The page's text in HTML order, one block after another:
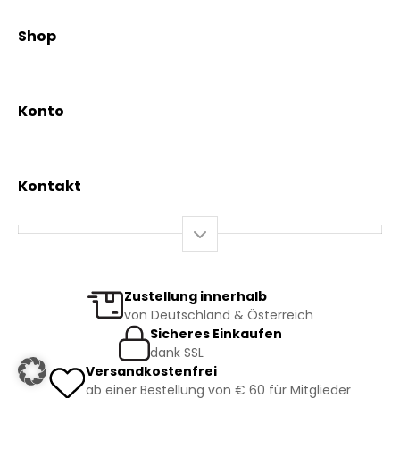
Vereinsgründer Pfarrer Rauscher
Shop
Gesundheit
Versand und Lieferung
Konto
Kontakt
Mo – Do: 08:00 – 16:00 Uhr
Jetzt zum Newsletter anmelden
Zustellung innerhalb
von Deutschland & Österreich
Sicheres Einkaufen
dank SSL
Versandkostenfrei
ab einer Bestellung von € 60 für Mitglieder